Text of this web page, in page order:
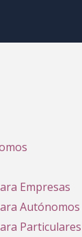
Empresas
Autónomos
Particulares